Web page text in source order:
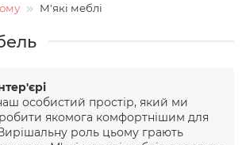
М'які меблі
особистий простір, який ми
якомога комфортнішим для
роль цьому грають